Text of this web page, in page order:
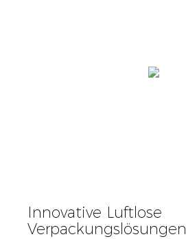
Innovative Luftlose
Verpackungslösungen